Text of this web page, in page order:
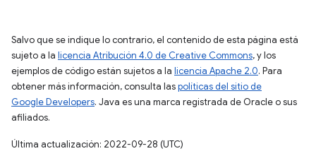
Salvo que se indique lo contrario, el contenido de esta página está
sujeto a la licencia Atribución 4.0 de Creative Commons, y los
ejemplos de código están sujetos a la licencia Apache 2.0. Para
obtener más información, consulta laspolíticas del sitio de
Google Developers. Java es una marca registrada de Oracle o sus
afiliados.
Última actualización: 2022-09-28 (UTC)